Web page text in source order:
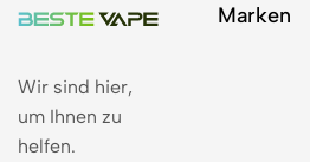
Wir sind hier,
um Ihnen zu
helfen.
Marken